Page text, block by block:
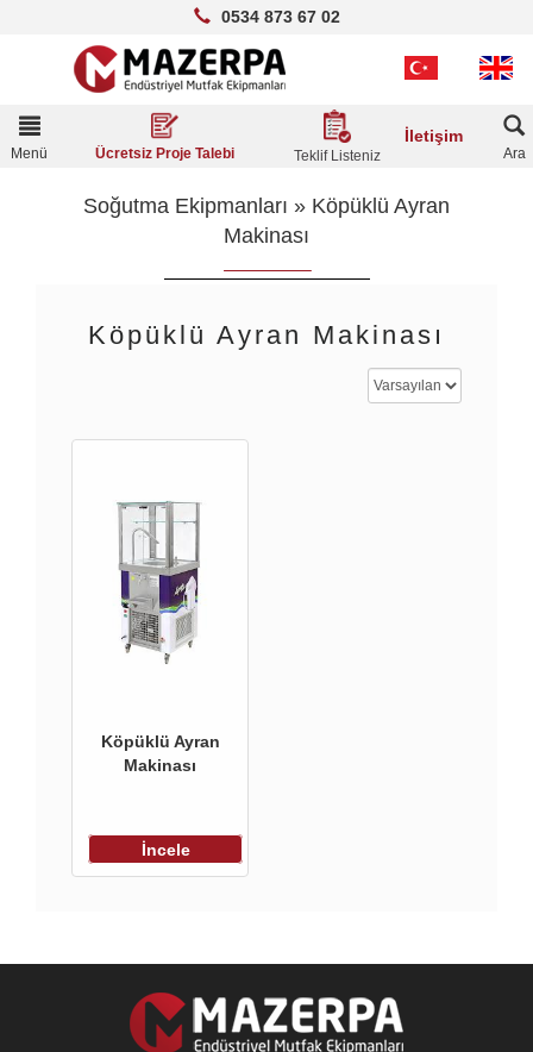
0534 873 67 02
Toggle
navigation
Menü Ücretsiz Proje Talebi Teklif Listeniz
İletişim
Ara
Soğutma Ekipmanları » Köpüklü Ayran
Makinası
Köpüklü Ayran Makinası
Köpüklü Ayran
Makinası
İncele